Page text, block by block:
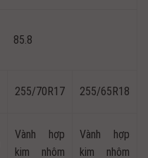
85.8
255/70R17 255/65R18
Vành hợp
kim nhôm
Vành hợp
kim nhôm